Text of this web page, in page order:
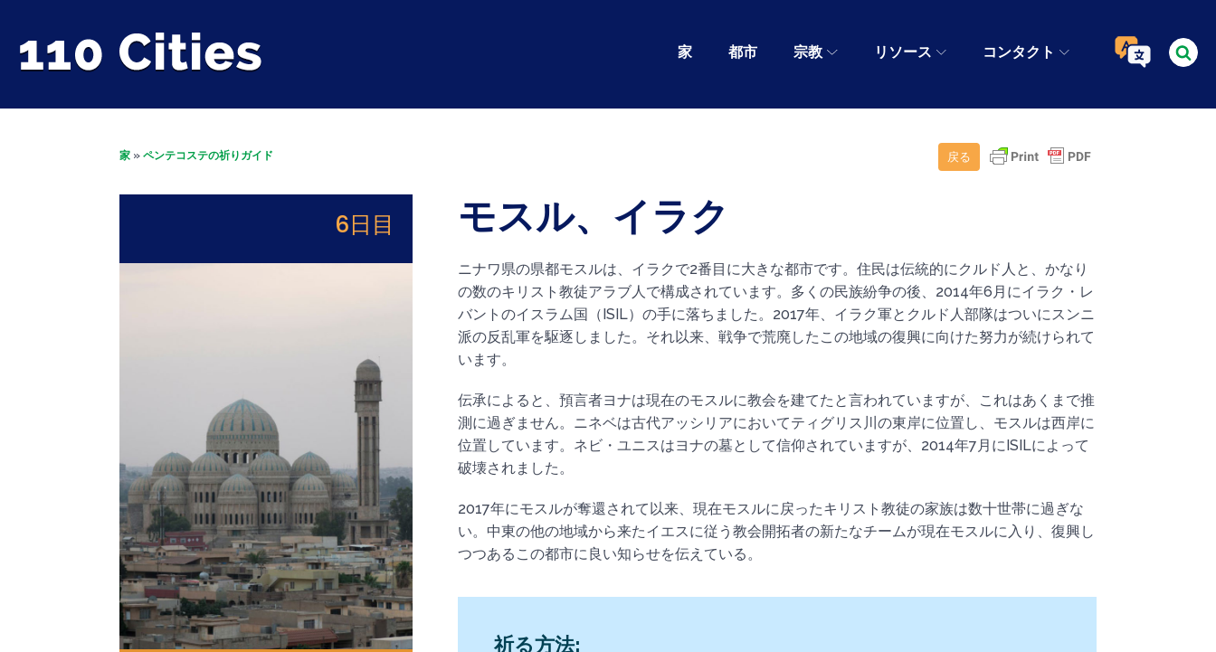
家 都市 宗教 リソース コンタクト
家 » ペンテコステの祈りガイド 戻る
6日目 モスル、イラク
ニナワ県の県都モスルは、イラクで2番目に大きな都市です。住民は伝統的にクルド人と、かなり
の数のキリスト教徒アラブ人で構成されています。多くの民族紛争の後、2014年6月にイラク・レ
バントのイスラム国（ISIL）の手に落ちました。2017年、イラク軍とクルド人部隊はついにスンニ
派の反乱軍を駆逐しました。それ以来、戦争で荒廃したこの地域の復興に向けた努力が続けられて
います。
伝承によると、預言者ヨナは現在のモスルに教会を建てたと言われていますが、これはあくまで推
測に過ぎません。ニネベは古代アッシリアにおいてティグリス川の東岸に位置し、モスルは西岸に
位置しています。ネビ・ユニスはヨナの墓として信仰されていますが、2014年7月にISILによって
破壊されました。
2017年にモスルが奪還されて以来、現在モスルに戻ったキリスト教徒の家族は数十世帯に過ぎな
い。中東の他の地域から来たイエスに従う教会開拓者の新たなチームが現在モスルに入り、復興し
つつあるこの都市に良い知らせを伝えている。
祈る方法: